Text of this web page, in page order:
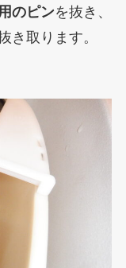
のピンを抜き、
き取ります。